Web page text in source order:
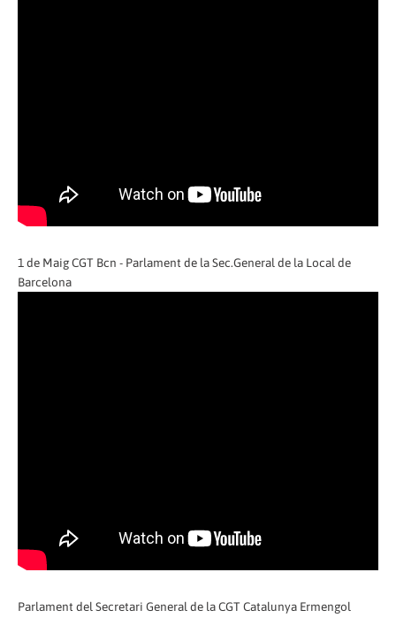
1 de Maig CGT Bcn - Parlament de la Sec.General de la Local de
Barcelona
Parlament del Secretari General de la CGT Catalunya Ermengol